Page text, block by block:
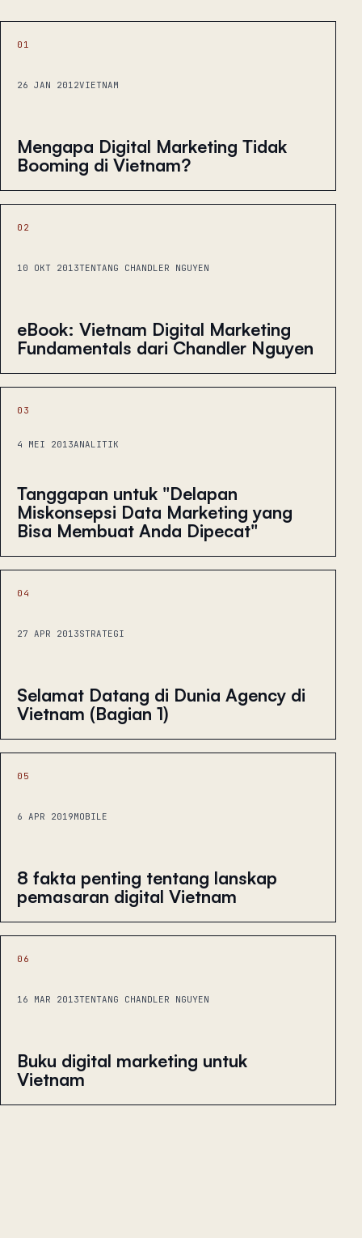
01
26 JAN 2012VIETNAM
Mengapa Digital Marketing Tidak
Booming di Vietnam?
02
10 OKT 2013TENTANG CHANDLER NGUYEN
eBook: Vietnam Digital Marketing
Fundamentals dari Chandler Nguyen
03
4 MEI 2013ANALITIK
Tanggapan untuk "Delapan
Miskonsepsi Data Marketing yang
Bisa Membuat Anda Dipecat"
04
27 APR 2013STRATEGI
Selamat Datang di Dunia Agency di
Vietnam (Bagian 1)
05
6 APR 2019MOBILE
8 fakta penting tentang lanskap
pemasaran digital Vietnam
06
16 MAR 2013TENTANG CHANDLER NGUYEN
Buku digital marketing untuk
Vietnam